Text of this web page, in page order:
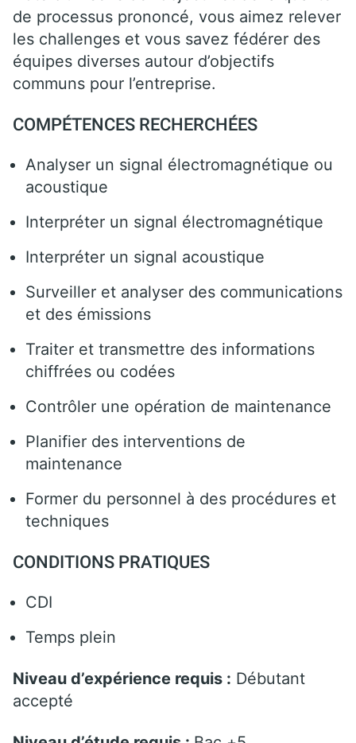
de processus prononcé, vous aimez relever
les challenges et vous savez fédérer des
équipes diverses autour d’objectifs
communs pour l’entreprise.
COMPÉTENCES RECHERCHÉES
Analyser un signal électromagnétique ou
acoustique
Interpréter un signal électromagnétique
Interpréter un signal acoustique
Surveiller et analyser des communications
et des émissions
Traiter et transmettre des informations
chiffrées ou codées
Contrôler une opération de maintenance
Planifier des interventions de
maintenance
Former du personnel à des procédures et
techniques
CONDITIONS PRATIQUES
CDI
Temps plein
Niveau d’expérience requis : Débutant
accepté